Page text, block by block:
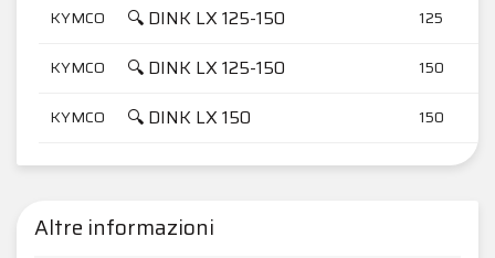
KYMCO 🔍 DINK LX 125-150 125
KYMCO 🔍 DINK LX 125-150 150
KYMCO 🔍 DINK LX 150 150
Altre informazioni